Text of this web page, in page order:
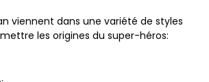
viennent dans une variété de styles
les origines du super-héros: